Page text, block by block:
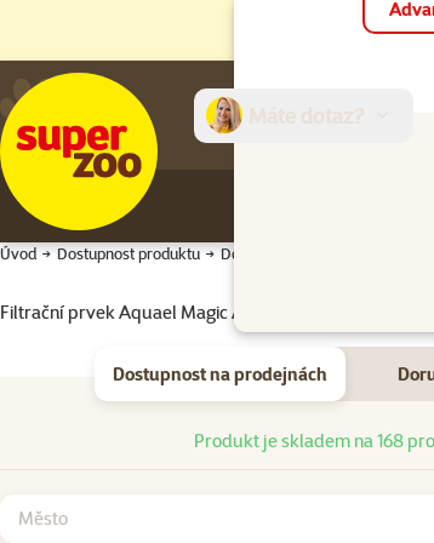
Úvod Dostupnost produktu Dostupnost produktu
Filtrační prvek Aquael Magic Algae Stop
Dostupnost na prodejnách
Dostupnost na prodejnáchProdukt je skladem na 168